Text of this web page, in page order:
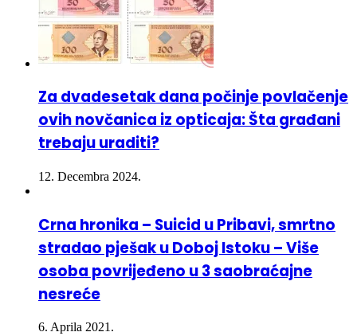
Za dvadesetak dana počinje povlačenje
ovih novčanica iz opticaja: Šta građani
trebaju uraditi?
12. Decembra 2024.
stradao pješak u Doboj Istoku – Više
osoba povrijeđeno u 3 saobraćajne
nesreće
6. Aprila 2021.